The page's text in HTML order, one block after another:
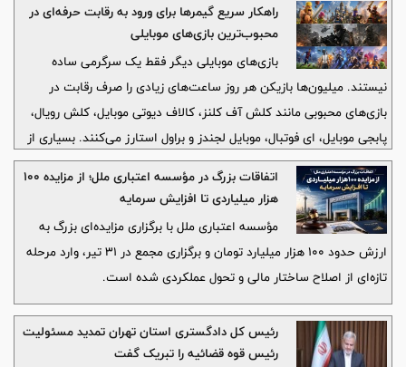
راهکار سریع گیمرها برای ورود به رقابت حرفه‌ای در
محبوب‌ترین بازی‌های موبایلی
بازی‌های موبایلی دیگر فقط یک سرگرمی ساده
نیستند. میلیون‌ها بازیکن هر روز ساعت‌های زیادی را صرف رقابت در
بازی‌های محبوبی مانند کلش آف کلنز، کالاف دیوتی موبایل، کلش رویال،
پابجی موبایل، ای فوتبال، موبایل لجندز و براول استارز می‌کنند. بسیاری از
گیمرها علاقه دارند بدون اتلاف زمان و عبور از مراحل ابتدایی، مستقیماً
وارد رقابت‌های جدی و سطح بالا شوند.
اتفاقات بزرگ در مؤسسه اعتباری ملل؛ از مزایده ۱۰۰
هزار میلیاردی تا افزایش سرمایه
مؤسسه اعتباری ملل با برگزاری مزایده‌ای بزرگ به
ارزش حدود ۱۰۰ هزار میلیارد تومان و برگزاری مجمع در ۳۱ تیر، وارد مرحله
تازه‌ای از اصلاح ساختار مالی و تحول عملکردی شده است.
رئیس کل دادگستری استان تهران تمدید مسئولیت
رئیس قوه قضائیه را تبریک گفت